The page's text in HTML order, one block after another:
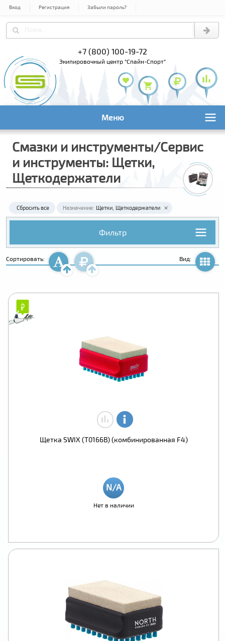
Вход Регистрация Забыли пароль?
+7 (495) 978-61-54
экипировочный центр "Спайн-Спорт"
Меню
Смазки и инструменты/Сервис
и инструменты: Щетки,
Щеткодержатели
Сбросить все Назначение: Щетки Щеткодержатели
Фильтр
Сортировать: Вид:
₽₽
Щетка SWIX (T0166B) (комбинированная F4)
Нет в наличии